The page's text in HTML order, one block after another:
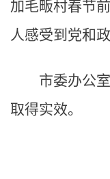
加毛畈村春节
人感受到党和
市委办公
取得实效。